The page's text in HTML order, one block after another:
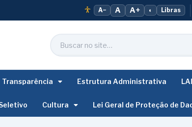
A− A A+ ◐ Libras
Transparência Estrutura Administrativa LAI
Cultura Lei Geral de Proteção de